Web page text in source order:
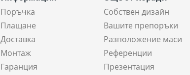
Поръчка
Плащане
Доставка
Монтаж
Гаранция
Собствен дизайн
Вашите препоръки
Разположение маси
Референции
Презентация